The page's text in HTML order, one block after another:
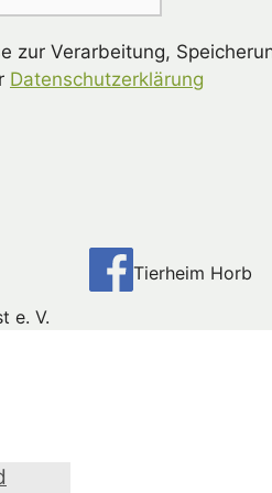
zur Verarbeitung,
Datenschutzerklärung
Tierheim Horb
e. V.